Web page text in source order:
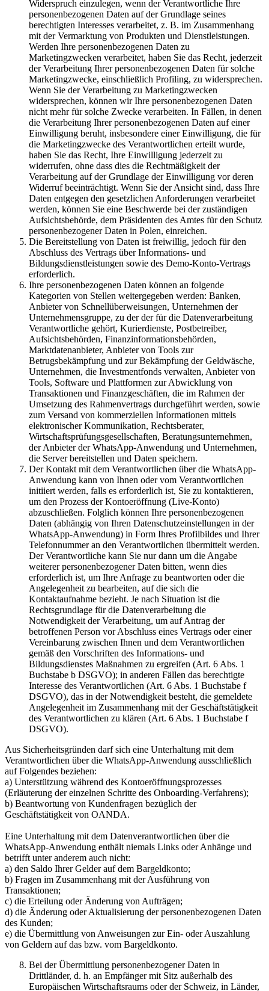
Widerspruch einzulegen, wenn der Verantwortliche Ihre
personenbezogenen Daten auf der Grundlage seines
berechtigten Interesses verarbeitet, z. B. im Zusammenhang
mit der Vermarktung von Produkten und Dienstleistungen.
Werden Ihre personenbezogenen Daten zu
Marketingzwecken verarbeitet, haben Sie das Recht, jederzeit
der Verarbeitung Ihrer personenbezogenen Daten für solche
Marketingzwecke, einschließlich Profiling, zu widersprechen.
Wenn Sie der Verarbeitung zu Marketingzwecken
widersprechen, können wir Ihre personenbezogenen Daten
nicht mehr für solche Zwecke verarbeiten. In Fällen, in denen
die Verarbeitung Ihrer personenbezogenen Daten auf einer
Einwilligung beruht, insbesondere einer Einwilligung, die für
die Marketingzwecke des Verantwortlichen erteilt wurde,
haben Sie das Recht, Ihre Einwilligung jederzeit zu
widerrufen, ohne dass dies die Rechtmäßigkeit der
Verarbeitung auf der Grundlage der Einwilligung vor deren
Widerruf beeinträchtigt. Wenn Sie der Ansicht sind, dass Ihre
Daten entgegen den gesetzlichen Anforderungen verarbeitet
werden, können Sie eine Beschwerde bei der zuständigen
Aufsichtsbehörde, dem Präsidenten des Amtes für den Schutz
personenbezogener Daten in Polen, einreichen.
Die Bereitstellung von Daten ist freiwillig, jedoch für den
Abschluss des Vertrags über Informations- und
Bildungsdienstleistungen sowie des Demo-Konto-Vertrags
erforderlich.
Ihre personenbezogenen Daten können an folgende
Kategorien von Stellen weitergegeben werden: Banken,
Anbieter von Schnellüberweisungen, Unternehmen der
Unternehmensgruppe, zu der der für die Datenverarbeitung
Verantwortliche gehört, Kurierdienste, Postbetreiber,
Aufsichtsbehörden, Finanzinformationsbehörden,
Marktdatenanbieter, Anbieter von Tools zur
Betrugsbekämpfung und zur Bekämpfung der Geldwäsche,
Unternehmen, die Investmentfonds verwalten, Anbieter von
Tools, Software und Plattformen zur Abwicklung von
Transaktionen und Finanzgeschäften, die im Rahmen der
Umsetzung des Rahmenvertrags durchgeführt werden, sowie
zum Versand von kommerziellen Informationen mittels
elektronischer Kommunikation, Rechtsberater,
Wirtschaftsprüfungsgesellschaften, Beratungsunternehmen,
der Anbieter der WhatsApp-Anwendung und Unternehmen,
die Server bereitstellen und Daten speichern.
Der Kontakt mit dem Verantwortlichen über die WhatsApp-
Anwendung kann von Ihnen oder vom Verantwortlichen
initiiert werden, falls es erforderlich ist, Sie zu kontaktieren,
um den Prozess der Kontoeröffnung (Live-Konto)
abzuschließen. Folglich können Ihre personenbezogenen
Daten (abhängig von Ihren Datenschutzeinstellungen in der
WhatsApp-Anwendung) in Form Ihres Profilbildes und Ihrer
Telefonnummer an den Verantwortlichen übermittelt werden.
Der Verantwortliche kann Sie nur dann um die Angabe
weiterer personenbezogener Daten bitten, wenn dies
erforderlich ist, um Ihre Anfrage zu beantworten oder die
Angelegenheit zu bearbeiten, auf die sich die
Kontaktaufnahme bezieht. Je nach Situation ist die
Rechtsgrundlage für die Datenverarbeitung die
Notwendigkeit der Verarbeitung, um auf Antrag der
betroffenen Person vor Abschluss eines Vertrags oder einer
Vereinbarung zwischen Ihnen und dem Verantwortlichen
gemäß den Vorschriften des Informations- und
Bildungsdienstes Maßnahmen zu ergreifen (Art. 6 Abs. 1
Buchstabe b DSGVO); in anderen Fällen das berechtigte
Interesse des Verantwortlichen (Art. 6 Abs. 1 Buchstabe f
DSGVO), das in der Notwendigkeit besteht, die gemeldete
Angelegenheit im Zusammenhang mit der Geschäftstätigkeit
des Verantwortlichen zu klären (Art. 6 Abs. 1 Buchstabe f
DSGVO).
Aus Sicherheitsgründen darf sich eine Unterhaltung mit dem
Verantwortlichen über die WhatsApp-Anwendung ausschließlich
auf Folgendes beziehen:
a) Unterstützung während des Kontoeröffnungsprozesses
(Erläuterung der einzelnen Schritte des Onboarding-Verfahrens);
b) Beantwortung von Kundenfragen bezüglich der
Geschäftstätigkeit von OANDA.
Eine Unterhaltung mit dem Datenverantwortlichen über die
WhatsApp-Anwendung enthält niemals Links oder Anhänge und
betrifft unter anderem auch nicht:
a) den Saldo Ihrer Gelder auf dem Bargeldkonto;
b) Fragen im Zusammenhang mit der Ausführung von
Transaktionen;
c) die Erteilung oder Änderung von Aufträgen;
d) die Änderung oder Aktualisierung der personenbezogenen Daten
des Kunden;
e) die Übermittlung von Anweisungen zur Ein- oder Auszahlung
von Geldern auf das bzw. vom Bargeldkonto.
Bei der Übermittlung personenbezogener Daten in
Drittländer, d. h. an Empfänger mit Sitz außerhalb des
Europäischen Wirtschaftsraums oder der Schweiz, in Länder,